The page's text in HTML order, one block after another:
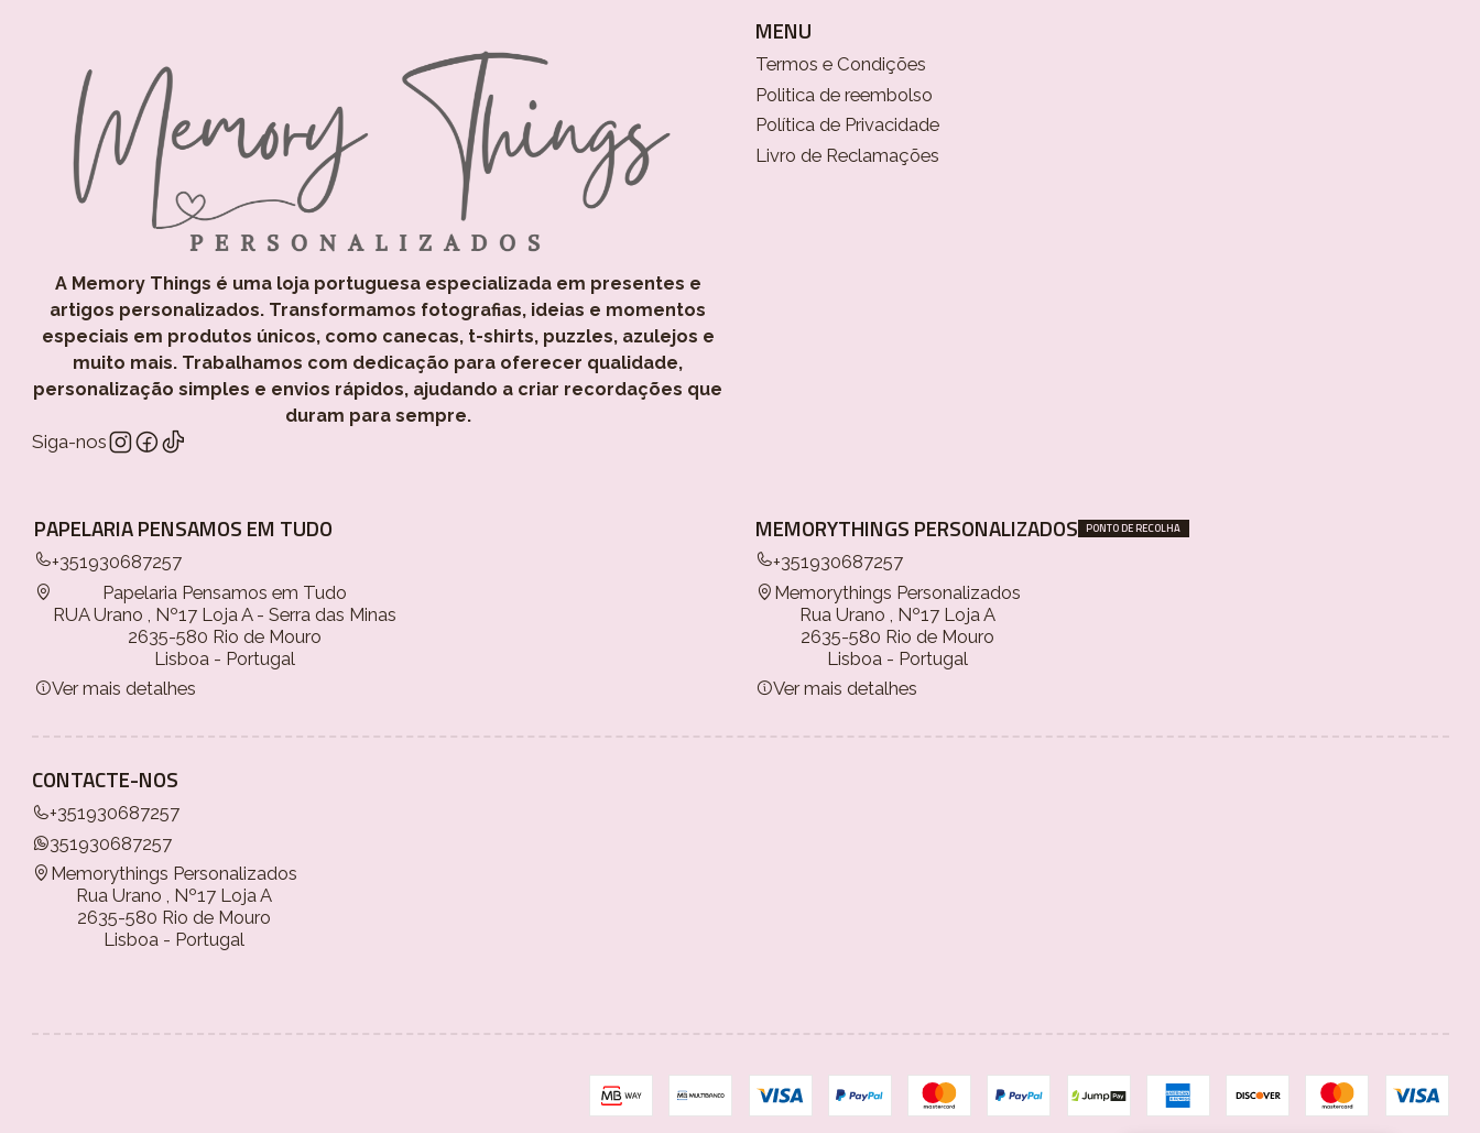
A Memory Things é uma loja portuguesa especializada em presentes e
artigos personalizados. Transformamos fotografias, ideias e momentos
especiais em produtos únicos, como canecas, t-shirts, puzzles, azulejos e
muito mais. Trabalhamos com dedicação para oferecer qualidade,
personalização simples e envios rápidos, ajudando a criar recordações que
duram para sempre.
Siga-nos
MENU
Termos e Condições
Politica de reembolso
Política de Privacidade
Livro de Reclamações
PAPELARIA PENSAMOS EM TUDO
+351930687257
Papelaria Pensamos em Tudo
RUA Urano , Nº17 Loja A - Serra das Minas
2635-580 Rio de Mouro
Lisboa - Portugal
Ver mais detalhes
MEMORYTHINGS PERSONALIZADOS PONTO DE RECOLHA
+351930687257
Memorythings Personalizados
Rua Urano , Nº17 Loja A
2635-580 Rio de Mouro
Lisboa - Portugal
Ver mais detalhes
CONTACTE-NOS
+351930687257
351930687257
Memorythings Personalizados
Rua Urano , Nº17 Loja A
2635-580 Rio de Mouro
Lisboa - Portugal